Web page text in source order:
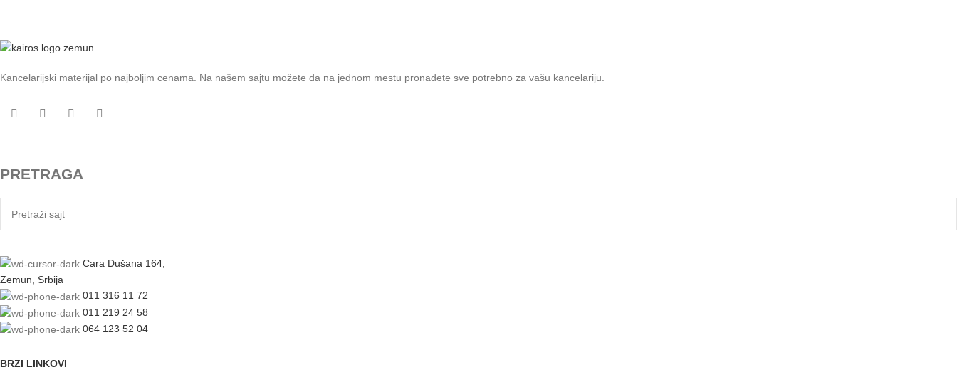
Kancelarijski materijal po najboljim cenama. Na našem sajtu možete da na jednom mestu pronađete sve potrebno za vašu kancelariju.
PRETRAGA
Cara Dušana 164,
Zemun, Srbija
011 316 11 72
011 219 24 58
064 123 52 04
BRZI LINKOVI